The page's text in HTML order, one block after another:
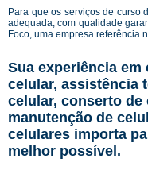
Para que os serviços de curso
adequada, com qualidade
Foco, uma empresa referência
Sua experiência
celular, assistência
celular, conserto
manutenção de
celulares importa
melhor possível.